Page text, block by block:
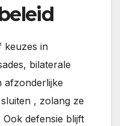
keuzes in
bilaterale
afzonderlijke
, zolang ze
Ook defensie blijft